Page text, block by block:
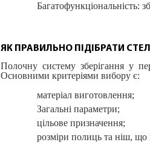
Багатофункціональність:
ЯК ПРАВИЛЬНО ПІДІБРАТИ
Полочну систему зберігання у
Основними критеріями вибору є:
матеріал виготовлення;
Загальні параметри;
цільове призначення;
розміри полиць та ніш, що